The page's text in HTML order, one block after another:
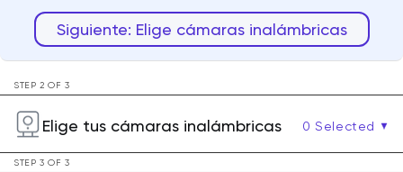
Siguiente: Elige cámaras inalámbricas
STEP 2 OF 3
Elige tus cámaras inalámbricas 0 Selected
STEP 3 OF 3